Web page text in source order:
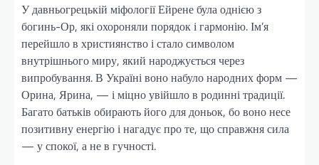
У давньогрецькій міфології Ейрене була однією з
богинь-Ор, які охороняли порядок і гармонію. Ім’я
перейшло в християнство і стало символом
внутрішнього миру, який народжується через
випробування. В Україні воно набуло народних форм —
Орина, Ярина, — і міцно увійшло в родинні традиції.
Багато батьків обирають його для доньок, бо воно несе
позитивну енергію і нагадує про те, що справжня сила
— у спокої, а не в гучності.